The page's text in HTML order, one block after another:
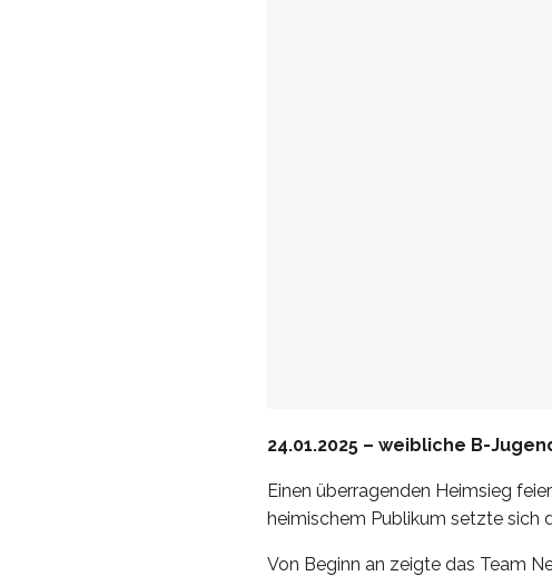
24.01.2025 – weibliche B-
Einen überragenden Heimsieg
heimischem Publikum setzte sich
Von Beginn an zeigte das Team